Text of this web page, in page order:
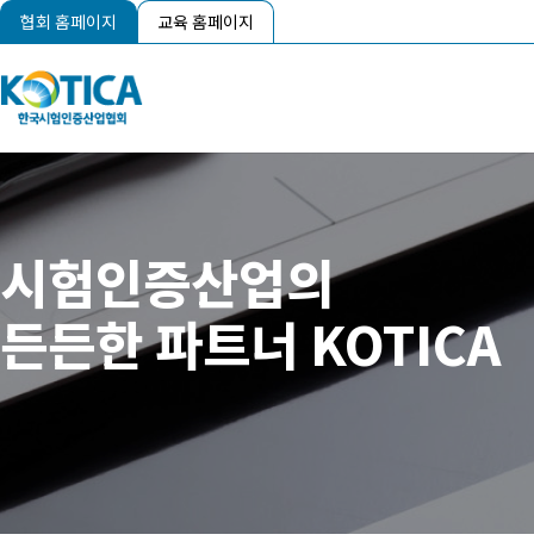
협회 홈페이지 교육 홈페이지
시험인증산업의
든든한 파트너 KOTICA